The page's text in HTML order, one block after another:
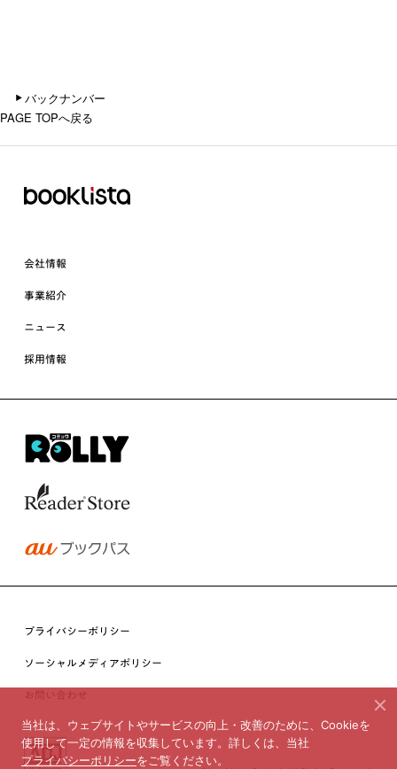
バックナンバー
PAGE TOPへ戻る
会社情報
事業紹介
ニュース
採用情報
プライバシーポリシー
ソーシャルメディアポリシー
お問い合わせ
当社は、ウェブサイトやサービスの向上・改善のために、Cookieを
使用して一定の情報を収集しています。詳しくは、当社
プライバシーポリシーをご覧ください。